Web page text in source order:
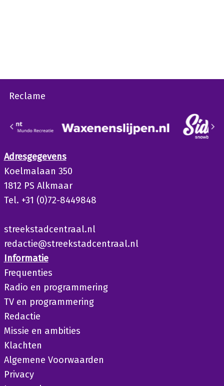
Reclame
Adresgegevens
Koelmalaan 350
1812 PS Alkmaar
Tel. +31 (0)72-8449848
streekstadcentraal.nl
redactie@streekstadcentraal.nl
Informatie
Frequenties
Radio en programmering
TV en programmering
Redactie
Missie en ambities
Klachten
Algemene Voorwaarden
Privacy